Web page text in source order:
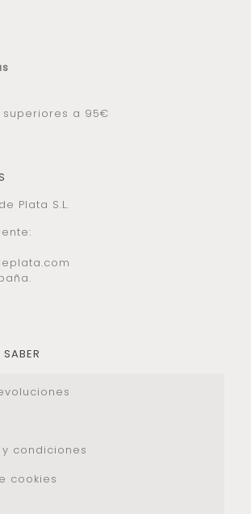
superiores a 95€
Plata S.L.
condiciones
cookies